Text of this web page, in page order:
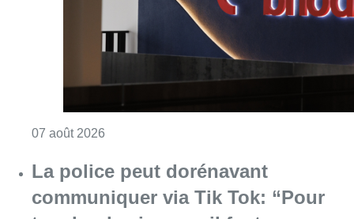
07 août 2026
La police peut dorénavant
communiquer via Tik Tok: “Pour